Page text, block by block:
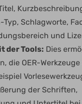
Typ, Schlagworte,
und
der Tools: Dies
die OER-
der Schriften,